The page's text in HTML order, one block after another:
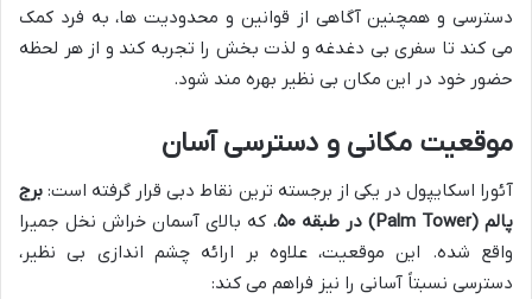
دسترسی و همچنین آگاهی از قوانین و محدودیت ها، به فرد کمک
می کند تا سفری بی دغدغه و لذت بخش را تجربه کند و از هر لحظه
حضور خود در این مکان بی نظیر بهره مند شود.
موقعیت مکانی و دسترسی آسان
آئورا اسکایپول در یکی از برجسته ترین نقاط دبی قرار گرفته است: برج
پالم (Palm Tower) در طبقه ۵۰
، که بالای آسمان خراش نخل جمیرا
واقع شده. این موقعیت، علاوه بر ارائه چشم اندازی بی نظیر،
دسترسی نسبتاً آسانی را نیز فراهم می کند: